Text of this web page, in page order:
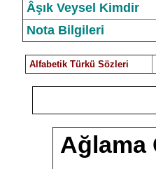
Âşık Veysel Kimdir
Nota Bilgileri
Alfabetik Türkü Sözleri
Ağlama